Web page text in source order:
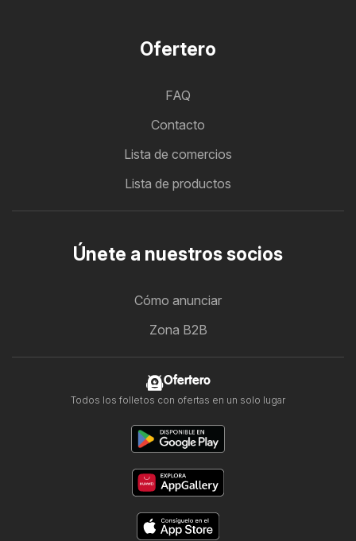
Ofertero
FAQ
Contacto
Lista de comercios
Lista de productos
Únete a nuestros socios
Cómo anunciar
Zona B2B
Ofertero
Todos los folletos con ofertas en un solo lugar